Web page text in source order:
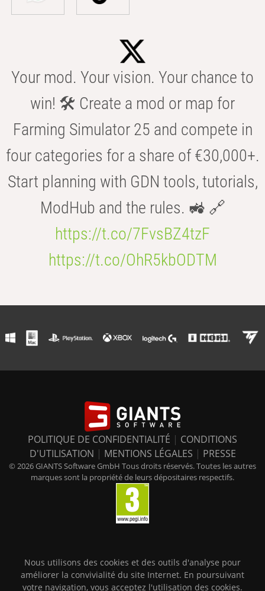
Your mod. Your vision. Your chance to
win! 🛠️ Create a mod or map for
Farming Simulator 25 and compete in
four categories for a share of €30,000+.
Start planning with GDN tools, tutorials,
ModHub and the rules. 🚜 🔗
https://t.co/7FvsBZ4tzF
https://t.co/OhR5kbODTM
POLITIQUE DE CONFIDENTIALITÉ | CONDITIONS
D'UTILISATION | MENTIONS LÉGALES | PRESSE
© 2026 GIANTS Software GmbH Tous droits réservés. Toutes les autres
marques sont la propriété de leurs dépositaires respectifs.
Nous utilisons des cookies et des outils d'analyse pour
améliorer la convivialité du site Internet. En poursuivant
votre navigation, vous acceptez l'utilisation des cookies.